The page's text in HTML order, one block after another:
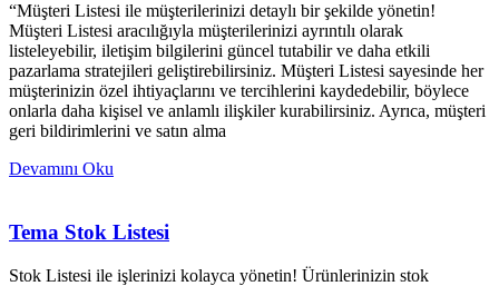
“Müşteri Listesi ile müşterilerinizi detaylı bir şekilde yönetin!
Müşteri Listesi aracılığıyla müşterilerinizi ayrıntılı olarak
listeleyebilir, iletişim bilgilerini güncel tutabilir ve daha etkili
pazarlama stratejileri geliştirebilirsiniz. Müşteri Listesi sayesinde her
müşterinizin özel ihtiyaçlarını ve tercihlerini kaydedebilir, böylece
onlarla daha kişisel ve anlamlı ilişkiler kurabilirsiniz. Ayrıca, müşteri
geri bildirimlerini ve satın alma
Devamını Oku
Tema Stok Listesi
Stok Listesi ile işlerinizi kolayca yönetin! Ürünlerinizin stok